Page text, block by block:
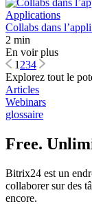
Applications
Collabs dans
2 min
En voir plus
1234
Explorez tout le
Articles
Webinars
glossaire
Free.
Bitrix24 est un
collaborer sur des
encore.